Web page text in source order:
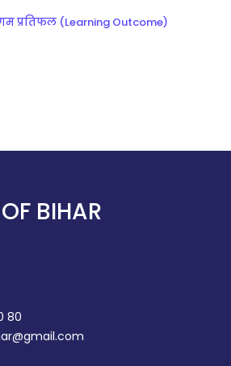
प्रतिफल (Learning Outcome)
BIHAR
80